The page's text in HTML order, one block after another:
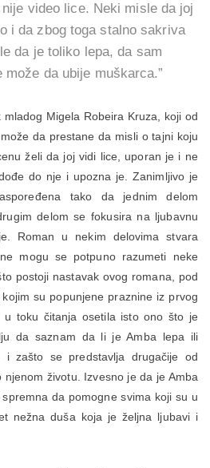
video lice. Neki misle da joj
i da zbog toga stalno sakriva
da je toliko lepa, da sam
može da ubije muškarca.”
Migela Robeira Kruza, koji od
da prestane da misli o tajni koju
želi da joj vidi lice, uporan je i ne
do nje i upozna je. Zanimljivo je
tako da jednim delom
delom se fokusira na ljubavnu
Roman u nekim delovima stvara
mogu se potpuno razumeti neke
postoji nastavak ovog romana, pod
kojim su popunjene praznine iz prvog
toku čitanja osetila isto ono što je
da saznam da li je Amba lepa ili
zašto se predstavlja drugačije od
životu. Izvesno je da je Amba
da pomogne svima koji su u
nežna duša koja je željna ljubavi i